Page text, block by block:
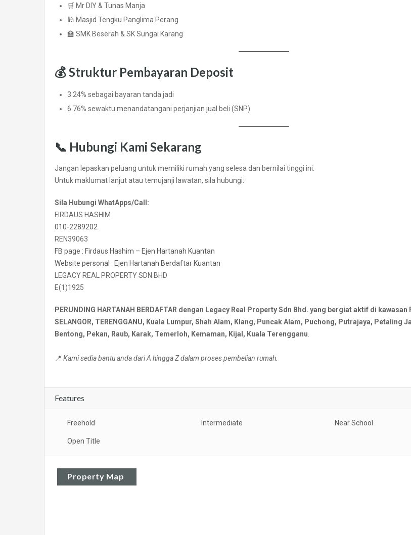
🛒 Mr DIY & Tunas Manja
🕌 Masjid Tengku Panglima Perang
🏫 SMK Beserah & SK Sungai Karang
💰Struktur Pembayaran Deposit
3.24% sebagai bayaran tanda jadi
6.76% sewaktu menandatangani perjanjian jual beli (SNP)
📞 Hubungi Kami Sekarang
Jangan lepaskan peluang untuk memiliki rumah yang selesa dan bernilai tinggi ini.
Untuk maklumat lanjut atau temujanji lawatan, sila hubungi:
Sila Hubungi WhatApps/Call:
FIRDAUS HASHIM
010-2289202
REN39063
FB page : Firdaus Hashim – Ejen Hartanah Kuantan
Website personal : Ejen Hartanah Berdaftar Kuantan
LEGACY REAL PROPERTY SDN BHD
E(1)1925
PERUNDING HARTANAH BERDAFTAR dengan Legacy Real Property Sdn Bhd. yang bergiat aktif di kawasan
SELANGOR, TERENGGANU, Kuala Lumpur, Shah Alam, Klang, Puncak Alam, Puchong, Putrajaya, Petaling
Bentong, Pekan, Raub, Karak, Temerloh, Kemaman, Kijal, Kuala Terengganu.
📍 Kami sedia bantu anda dari A hingga Z dalam proses pembelian rumah.
Features
Freehold Intermediate Near School
Open Title
Property Map